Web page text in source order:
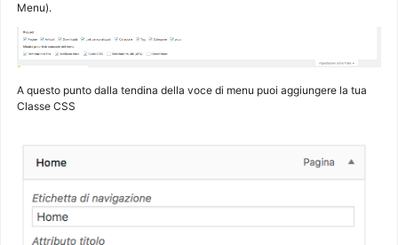
Menu).
A questo punto dalla tendina della voce di menu puoi aggiungere la tua
Classe CSS